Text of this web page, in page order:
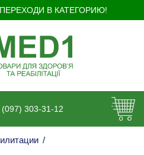
В КАТЕГОРИЮ!
(097) 303-31-12
/